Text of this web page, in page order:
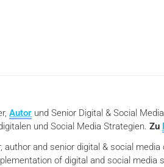
Autor und Senior Digital & Social
und Social Media Strategien. Zu
author and senior digital & social
of digital and social media